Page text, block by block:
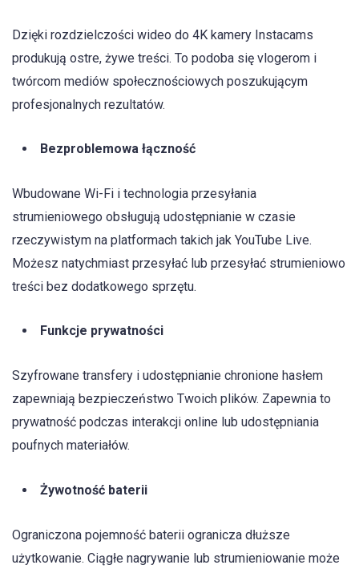
Dzięki rozdzielczości wideo do 4K kamery Instacams
produkują ostre, żywe treści. To podoba się vlogerom i
twórcom mediów społecznościowych poszukującym
profesjonalnych rezultatów.
Bezproblemowa łączność
Wbudowane Wi-Fi i technologia przesyłania
strumieniowego obsługują udostępnianie w czasie
rzeczywistym na platformach takich jak YouTube Live.
Możesz natychmiast przesyłać lub przesyłać strumieniowo
treści bez dodatkowego sprzętu.
Funkcje prywatności
Szyfrowane transfery i udostępnianie chronione hasłem
zapewniają bezpieczeństwo Twoich plików. Zapewnia to
prywatność podczas interakcji online lub udostępniania
poufnych materiałów.
Żywotność baterii
Ograniczona pojemność baterii ogranicza dłuższe
użytkowanie. Ciągłe nagrywanie lub strumieniowanie może